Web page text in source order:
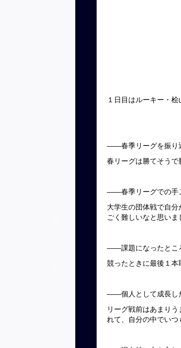
１日目はルーキー・
――春季リーグを振り
春リーグは勝てそうで
――春季リーグでの手
大学生の団体戦で自
ごく難しいなと思いま
――課題になったとこ
競ったときに最後１本
――個人として成長し
リーグ戦前はあまり
れて、自分の中でいつ